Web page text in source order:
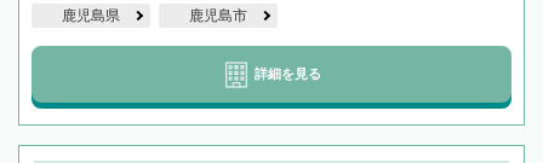
鹿児島県 鹿児島市
詳細を見る